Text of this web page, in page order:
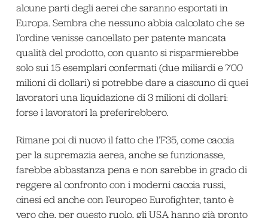
alcune parti degli aerei che saranno esportati in
Europa. Sembra che nessuno abbia calcolato che se
l’ordine venisse cancellato per patente mancata
qualità del prodotto, con quanto si risparmierebbe
solo sui 15 esemplari confermati (due miliardi e 700
milioni di dollari) si potrebbe dare a ciascuno di quei
lavoratori una liquidazione di 3 milioni di dollari:
forse i lavoratori la preferirebbero.
Rimane poi di nuovo il fatto che l’F35, come caccia
per la supremazia aerea, anche se funzionasse,
farebbe abbastanza pena e non sarebbe in grado di
reggere al confronto con i moderni caccia russi,
cinesi ed anche con l’europeo Eurofighter, tanto è
vero che, per questo ruolo, gli USA hanno già pronto